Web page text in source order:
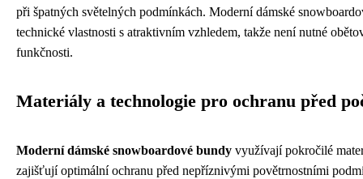
při špatných světelných podmínkách. Moderní dámské
technické vlastnosti s atraktivním vzhledem, takže není nutné
funkčnosti.
Materiály a technologie pro ochranu před
Moderní dámské snowboardové bundy využívají pokročilé
zajišťují optimální ochranu před nepříznivými povětrnostními